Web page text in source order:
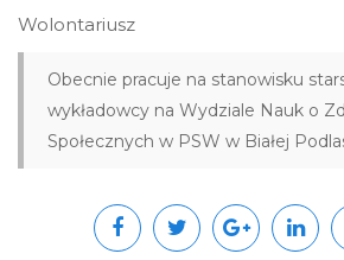
Wolontariusz
Obecnie pracuje na stanowisku
wykładowcy na Wydziale Nauk o
Społecznych w PSW w Białej